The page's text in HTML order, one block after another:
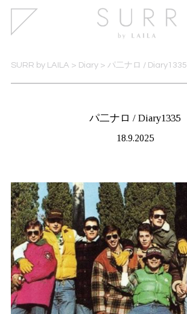
SURR by LAILA > Diary> パ二ナロ / Diary1335
パ二ナロ / Diary1335
18.9.2025